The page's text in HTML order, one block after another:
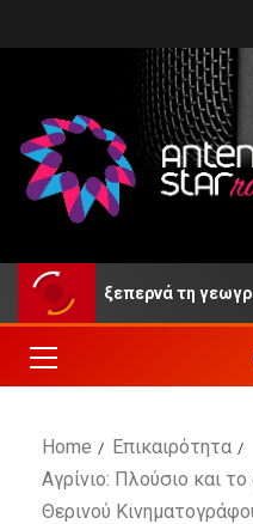
τη γεωγραφική
Home
Επικαιρότητα
Αγρίνιο: Πλούσιο και
Θερινού